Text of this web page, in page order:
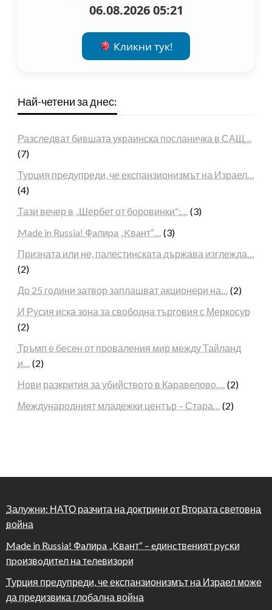
06.08.2026 05:21
Кликни тук!
Най-четени за днес:
Разследват бившата украинска посланичка в САЩ…
(7)
Турция предупреди, че експанзионизмът на Израел…
(4)
Тази вечер в „Шербет от боровинки“:…
(3)
Made in Russia! Фaлиpa „Kвaнт“…
(3)
Призната или не, палестинската държава изглежда…
(2)
До 25 години затвор заплашват акционери на…
(2)
И Русия иска зона за свободна търговия с Меркосур
(2)
Тръмп е бесен от проваления мир между Тайланд
и…
(2)
Нови разкрития за убийството в Каравелово.…
(2)
Международният младежки център – Стара…
(2)
Залужни: НАТО разчита на доктрини от Втората световна
война
Made in Russia! Фaлиpa „Kвaнт“ – eдинcтвeният pycĸи
пpoизвoдитeл нa тeлeвизopи
Турция предупреди, че експанзионизмът на Израел може
да предизвика глобална война